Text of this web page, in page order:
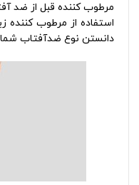
مرطوب کننده قبل از ضد
استفاده از مرطوب کننده
دانستن نوع ضدآفتاب